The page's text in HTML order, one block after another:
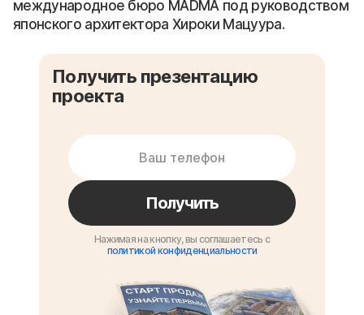
международное бюро MADMA под руководством
японского архитектора Хироки Мацуура.
Получить презентацию
проекта
Получить
Нажимая на кнопку, вы соглашаетесь с
политикой конфиденциальности